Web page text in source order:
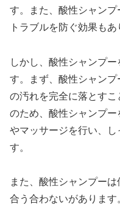
す。また、酸性シャン
トラブルを防ぐ効果もあ
しかし、酸性シャンプ
す。まず、酸性シャン
の汚れを完全に落とす
のため、酸性シャンプ
やマッサージを行い、
す。
また、酸性シャンプー
合う合わないがありま